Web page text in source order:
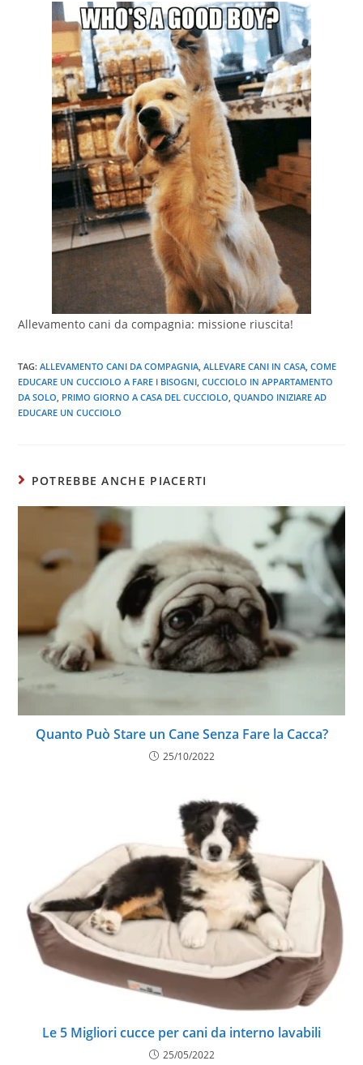
Allevamento cani da compagnia: missione riuscita!
TAG:ALLEVAMENTO CANI DA COMPAGNIA, ALLEVARE CANI IN CASA, COME
EDUCARE UN CUCCIOLO A FARE I BISOGNI, CUCCIOLO IN APPARTAMENTO
DA SOLO, PRIMO GIORNO A CASA DEL CUCCIOLO, QUANDO INIZIARE AD
EDUCARE UN CUCCIOLO
POTREBBE ANCHE PIACERTI
Quanto Può Stare un Cane Senza Fare la Cacca?
25/10/2022
Le 5 Migliori cucce per cani da interno lavabili
25/05/2022